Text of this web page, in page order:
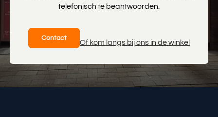
telefonisch te beantwoorden.
Contact
Of kom langs bij ons in de winkel